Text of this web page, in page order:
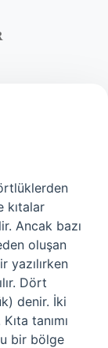
kıtalar
Ancak bazı
oluşan
yazılırken
Dört
denir. İki
tanımı
bir bölge